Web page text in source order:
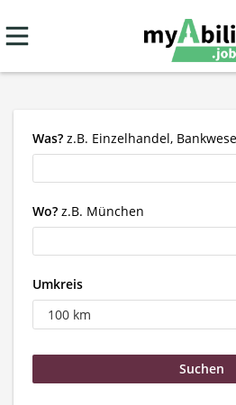
Was? z.B. Einzelhandel,
Wo? z.B. München
Umkreis